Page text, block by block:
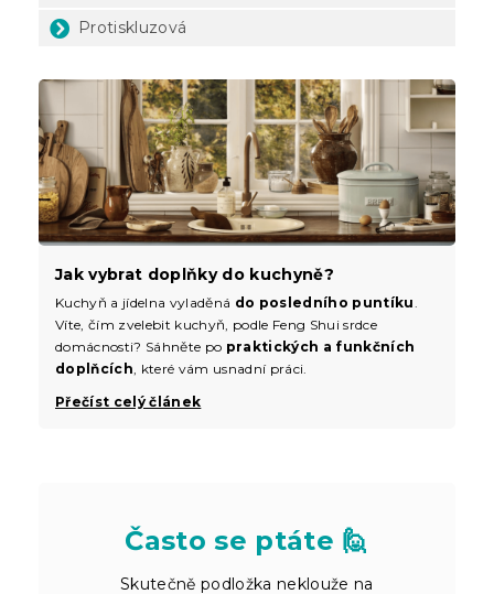
Protiskluzová
Jak vybrat doplňky do kuchyně?
Kuchyň a jídelna vyladěná do posledního puntíku
Víte, čím zvelebit kuchyň, podle Feng Shui srdce
domácnosti? Sáhněte po praktických a funkčních
doplňcích , které vám usnadní práci.
Přečíst celý článek
Často se ptáte 🙋
Skutečně podložka neklouže na